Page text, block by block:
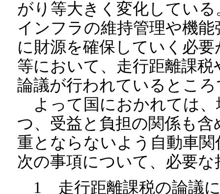
がり等大きく変化してい
インフラの維持管理や機
に財源を確保していく必
等において、走行距離課
論議が行われているとこ
よって国におかれては、
つ、受益と負担の関係も
重とならないよう自動車
次の事項について、必要
1 走行距離課税の論議に